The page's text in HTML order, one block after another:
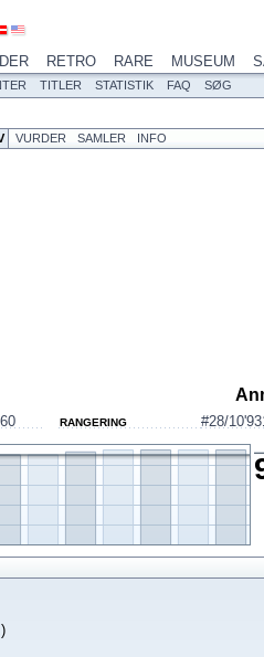
RETRO RARE MUSEUM
TITLER STATISTIK FAQ SØG
VURDER SAMLER INFO
RANGERING #28/